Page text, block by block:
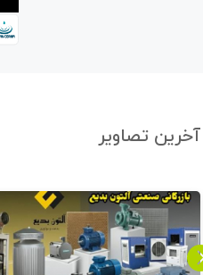
آخرین تصاویر